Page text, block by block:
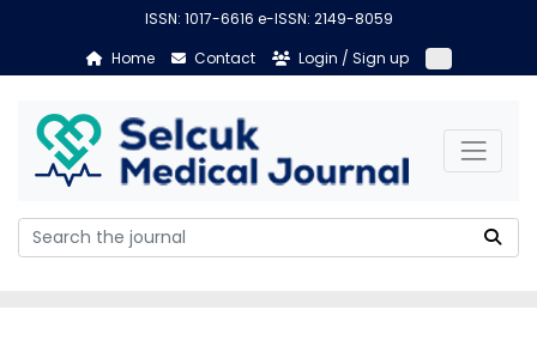
ISSN: 1017-6616 e-ISSN: 2149-8059
Home
Contact Login / Sign up